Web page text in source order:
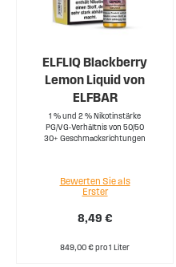
ELFLIQ Blackberry
Lemon Liquid von
ELFBAR
1 % und 2 % Nikotinstärke
PG/VG-Verhältnis von 50/50
30+ Geschmacksrichtungen
8,49 €
Bewerten Sie als
Erster
849,00 € pro 1 Liter